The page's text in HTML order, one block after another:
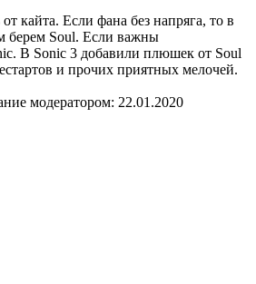
кайта. Если фана без напряга, то в
берем Soul. Если важны
В Sonic 3 добавили плюшек от Soul
и прочих приятных мелочей.
модератором: 22.01.2020